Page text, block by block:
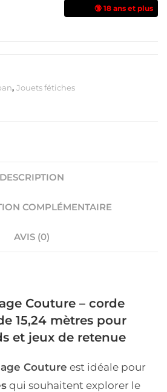
🔞 18 ans et plus
, Jouets fétiches
DESCRIPTION
COMPLÉMENTAIRE
AVIS (0)
Couture – corde
15,24 mètres pour
et jeux de retenue
Couture est idéale pour
qui souhaitent explorer le